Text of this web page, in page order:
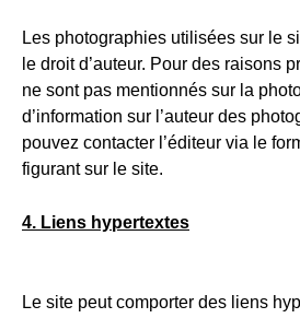
Les photographies utilisées sur le
le droit d’auteur. Pour des raisons
ne sont pas mentionnés sur la
d’information sur l’auteur des
pouvez contacter l’éditeur via le
figurant sur le site.
4. Liens hypertextes
Le site peut comporter des liens